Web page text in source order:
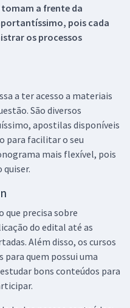
a frente da
pois cada
os processos
a ter acesso a materiais
São diversos
apostilas disponíveis
para facilitar o seu
mais flexível, pois
quiser.
que precisa sobre
do edital até as
Além disso, os cursos
para quem possui uma
bons conteúdos para